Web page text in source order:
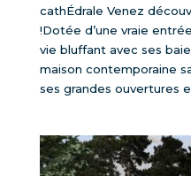
cathÉdrale Venez
!Dotée d’une vraie
vie bluffant avec ses
maison contemporaine
ses grandes ouvertures